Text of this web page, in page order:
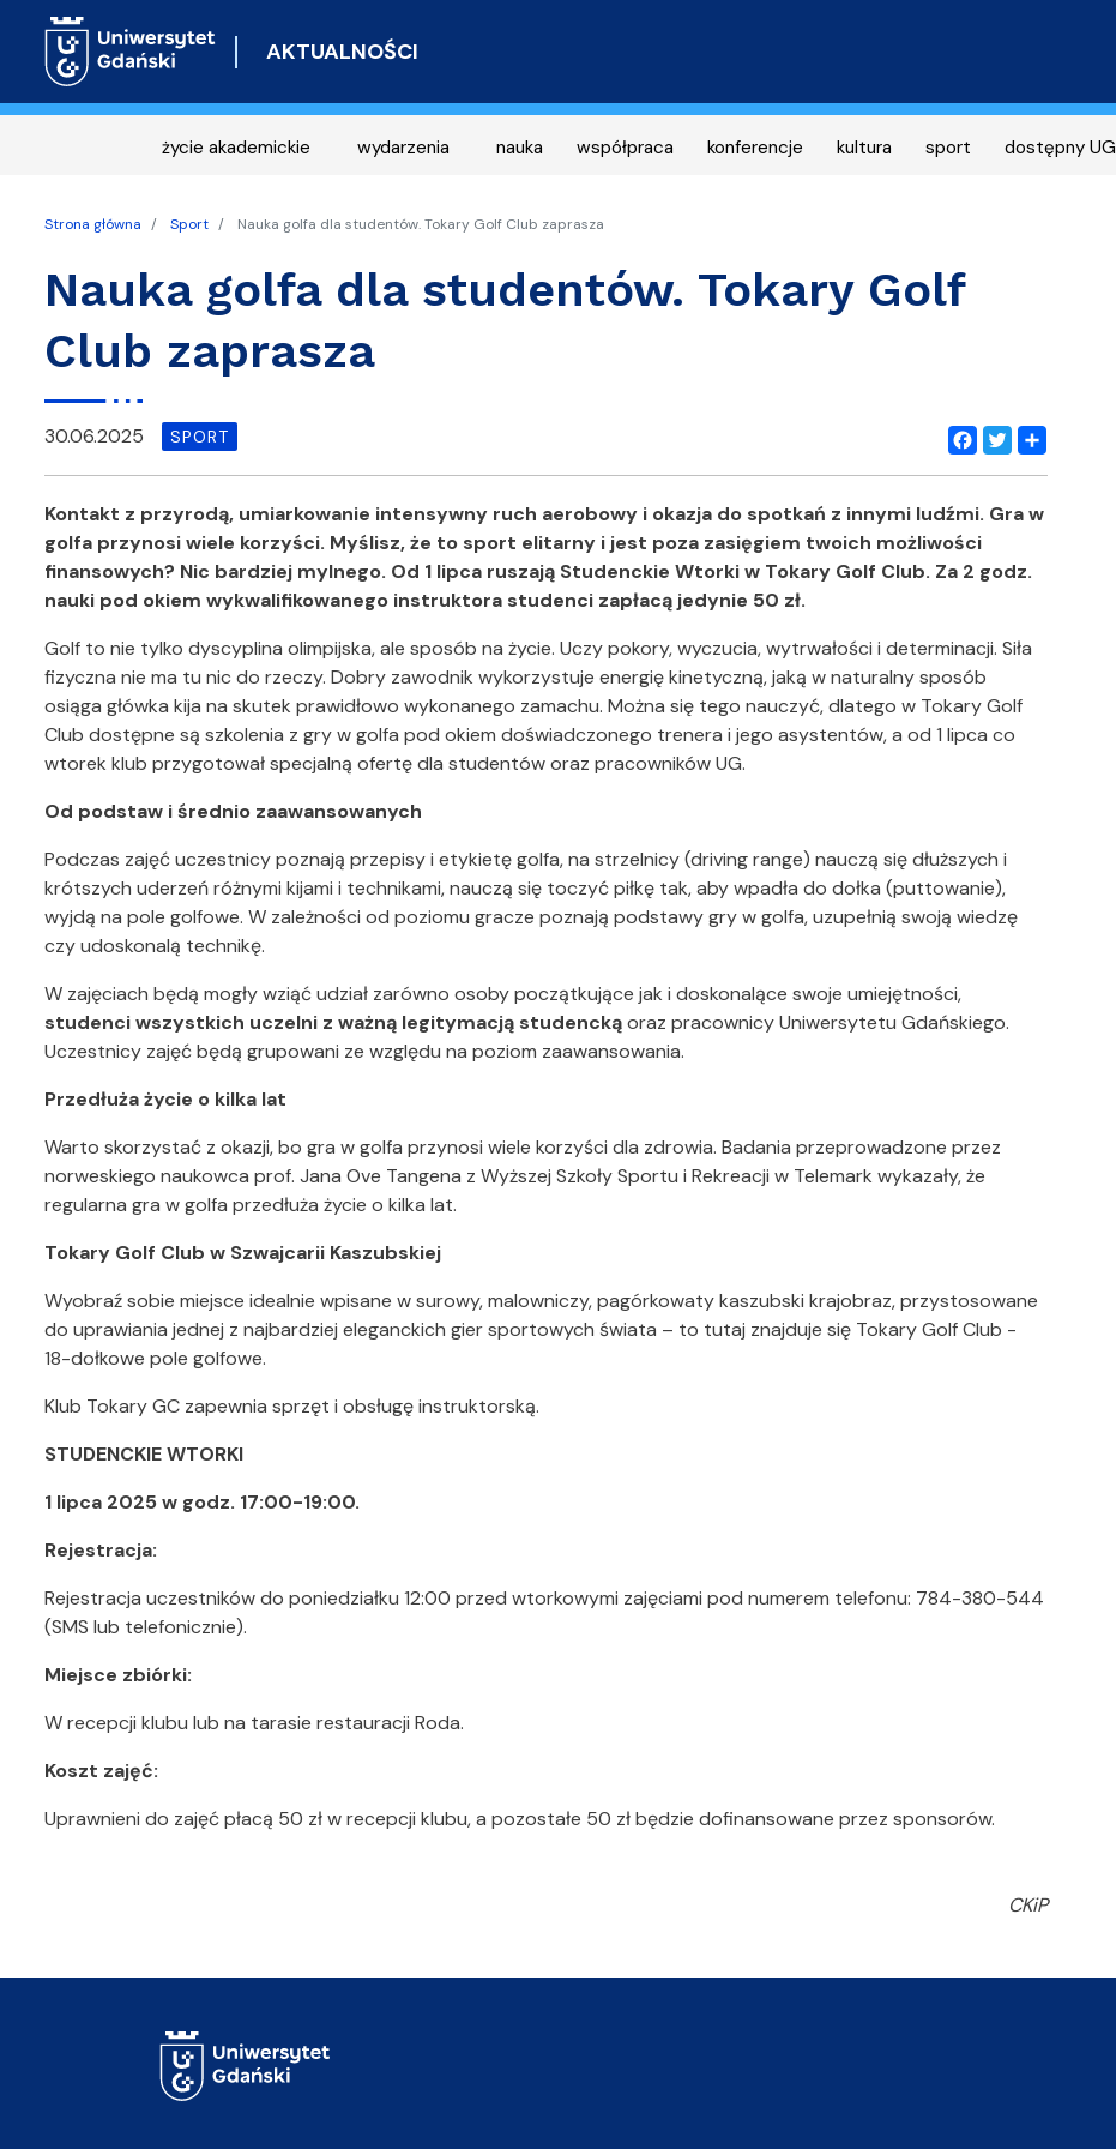
AKTUALNOŚCI
życie akademickie wydarzenia nauka współpraca konferencje kultura sport dostępny UG
Strona główna Sport Nauka golfa dla studentów. Tokary Golf Club zaprasza
Nauka golfa dla studentów. Tokary Golf
Club zaprasza
Facebook
Twitter
Share
30.06.2025 SPORT
Kontakt z przyrodą, umiarkowanie intensywny ruch aerobowy i okazja do spotkań z innymi ludźmi. Gra w
golfa przynosi wiele korzyści. Myślisz, że to sport elitarny i jest poza zasięgiem twoich możliwości
finansowych? Nic bardziej mylnego. Od 1 lipca ruszają Studenckie Wtorki w Tokary Golf Club. Za 2 godz.
nauki pod okiem wykwalifikowanego instruktora studenci zapłacą jedynie 50 zł.
Golf to nie tylko dyscyplina olimpijska, ale sposób na życie. Uczy pokory, wyczucia, wytrwałości i determinacji. Siła
fizyczna nie ma tu nic do rzeczy. Dobry zawodnik wykorzystuje energię kinetyczną, jaką w naturalny sposób
osiąga główka kija na skutek prawidłowo wykonanego zamachu. Można się tego nauczyć, dlatego w Tokary Golf
Club dostępne są szkolenia z gry w golfa pod okiem doświadczonego trenera i jego asystentów, a od 1 lipca co
wtorek klub przygotował specjalną ofertę dla studentów oraz pracowników UG.
Od podstaw i średnio zaawansowanych
Podczas zajęć uczestnicy poznają przepisy i etykietę golfa, na strzelnicy (driving range) nauczą się dłuższych i
krótszych uderzeń różnymi kijami i technikami, nauczą się toczyć piłkę tak, aby wpadła do dołka (puttowanie),
wyjdą na pole golfowe. W zależności od poziomu gracze poznają podstawy gry w golfa, uzupełnią swoją wiedzę
czy udoskonalą technikę.
W zajęciach będą mogły wziąć udział zarówno osoby początkujące jak i doskonalące swoje umiejętności,
studenci wszystkich uczelni z ważną legitymacją studenckąoraz pracownicy Uniwersytetu Gdańskiego.
Uczestnicy zajęć będą grupowani ze względu na poziom zaawansowania.
Przedłuża życie o kilka lat
Warto skorzystać z okazji, bo gra w golfa przynosi wiele korzyści dla zdrowia. Badania przeprowadzone przez
norweskiego naukowca prof. Jana Ove Tangena z Wyższej Szkoły Sportu i Rekreacji w Telemark wykazały, że
regularna gra w golfa przedłuża życie o kilka lat.
Tokary Golf Club w Szwajcarii Kaszubskiej
Wyobraź sobie miejsce idealnie wpisane w surowy, malowniczy, pagórkowaty kaszubski krajobraz, przystosowane
do uprawiania jednej z najbardziej eleganckich gier sportowych świata – to tutaj znajduje się Tokary Golf Club -
18-dołkowe pole golfowe.
Klub Tokary GC zapewnia sprzęt i obsługę instruktorską.
STUDENCKIE WTORKI
1 lipca 2025 w godz. 17:00-19:00.
Rejestracja:
Rejestracja uczestników do poniedziałku 12:00 przed wtorkowymi zajęciami pod numerem telefonu: 784-380-544
(SMS lub telefonicznie).
Miejsce zbiórki:
W recepcji klubu lub na tarasie restauracji Roda.
Koszt zajęć:
Uprawnieni do zajęć płacą 50 zł w recepcji klubu, a pozostałe 50 zł będzie dofinansowane przez sponsorów.
CKiP